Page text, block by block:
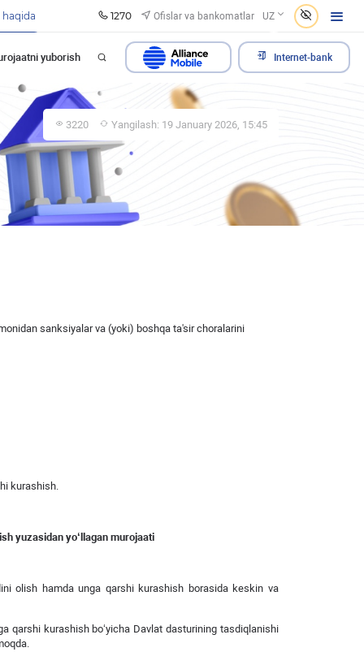
haqida 1270 Ofislar va bankomatlar UZ
yuborish Internet-bank
3220 Yangilash: 19 January 2026, 15:45
sanksiyalar va (yoki) boshqa ta'sir choralarini
kurashish.
yuzasidan yo‘llagan murojaati
olish hamda unga qarshi kurashish borasida keskin va
qarshi kurashish bo‘yicha Davlat dasturining tasdiqlanishi